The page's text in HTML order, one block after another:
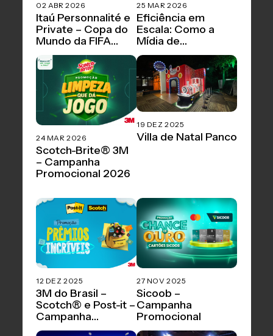
02 ABR 2026
Itaú Personnalité e
Private – Copa do
Mundo da FIFA
2026™
25 MAR 2026
Eficiência em
Escala: Como a
Mídia de
Performance
Redefiniu
Benchmarks na
Campanha do
Banco BV e
Mastercard
24 MAR 2026
Scotch-Brite® 3M
– Campanha
Promocional 2026
19 DEZ 2025
Villa de Natal Panco
12 DEZ 2025
3M do Brasil –
Scotch® e Post-it –
Campanha
Promocional
27 NOV 2025
Sicoob –
Campanha
Promocional